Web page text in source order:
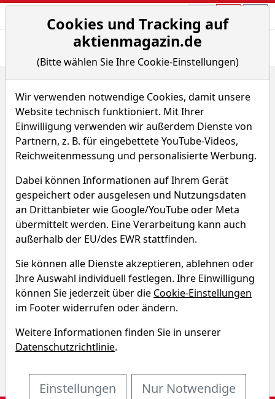
Aktien- und
Home Aktien Granite Construction Inc. Renditedreieck
Granite Construction Aktie
Watchlist GVA WKN 879080
Granite Construction
Entdecken Sie auf einen Blick die Performance der
Granite Construction Aktie über verschiedene
Zeiträume hinweg.
Cookies und Tracking auf
aktienmagazin.de
(Bitte wählen Sie Ihre Cookie-Einstellungen)
Wir verwenden notwendige Cookies, damit unsere
Website technisch funktioniert. Mit Ihrer
Einwilligung verwenden wir außerdem Dienste von
Partnern, z. B. für eingebettete YouTube-Videos,
Reichweitenmessung und personalisierte Werbung.
Dabei können Informationen auf Ihrem Gerät
gespeichert oder ausgelesen und Nutzungsdaten
an Drittanbieter wie Google/YouTube oder Meta
übermittelt werden. Eine Verarbeitung kann auch
außerhalb der EU/des EWR stattfinden.
Sie können alle Dienste akzeptieren, ablehnen oder
Ihre Auswahl individuell festlegen. Ihre Einwilligung
können Sie jederzeit über die Cookie-Einstellungen
im Footer widerrufen oder ändern.
Weitere Informationen finden Sie in unserer
Datenschutzrichtlinie.
Einstellungen Nur Notwendige